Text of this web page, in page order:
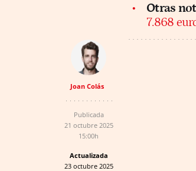
Otras
7.868
Joan Colás
Publicada
21 octubre 2025
15:00h
Actualizada
23 octubre 2025